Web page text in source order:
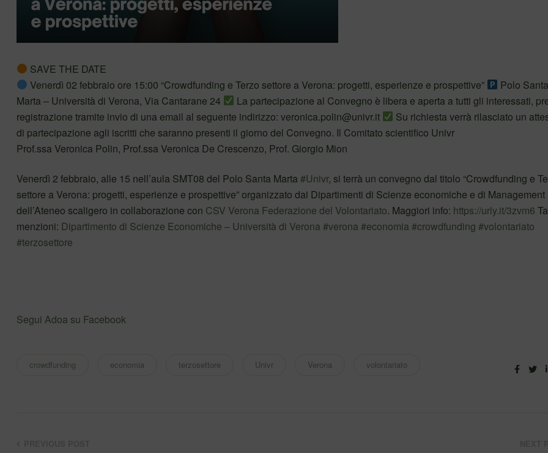
SAVE THE DATE
Venerdì 02 febbraio ore 15:00 “Crowdfunding e Terzo settore a Verona: progetti, esperienze e prospettive”
Polo Santa
Marta – Università di Verona, Via Cantarane 24
La partecipazione al Convegno è libera e aperta a tutti gli interessati,
registrazione tramite invio di una email al seguente indirizzo: veronica.polin@univr.it
Su richiesta verrà rilasciato un
di partecipazione agli iscritti che saranno presenti il giorno del Convegno. Il Comitato scientifico Univr
Prof.ssa Veronica Polin, Prof.ssa Veronica De Crescenzo, Prof. Giorgio Mion
Venerdì 2 febbraio, alle 15 nell’aula SMT08 del Polo Santa Marta #Univr, si terrà un convegno dal titolo “Crowdfunding e
settore a Verona: progetti, esperienze e prospettive” organizzato dai Dipartimenti di Scienze economiche e di Management
dell’Ateneo scaligero in collaborazione con CSV Verona Federazione del Volontariato. Maggiori info: https://urly.it/3zvm6
menzioni: Dipartimento di Scienze Economiche – Università di Verona #verona #economia #crowdfunding #volontariato
#terzosettore
Segui Adoa su Facebook
crowdfunding economia terzosettore Univr Verona volontariato